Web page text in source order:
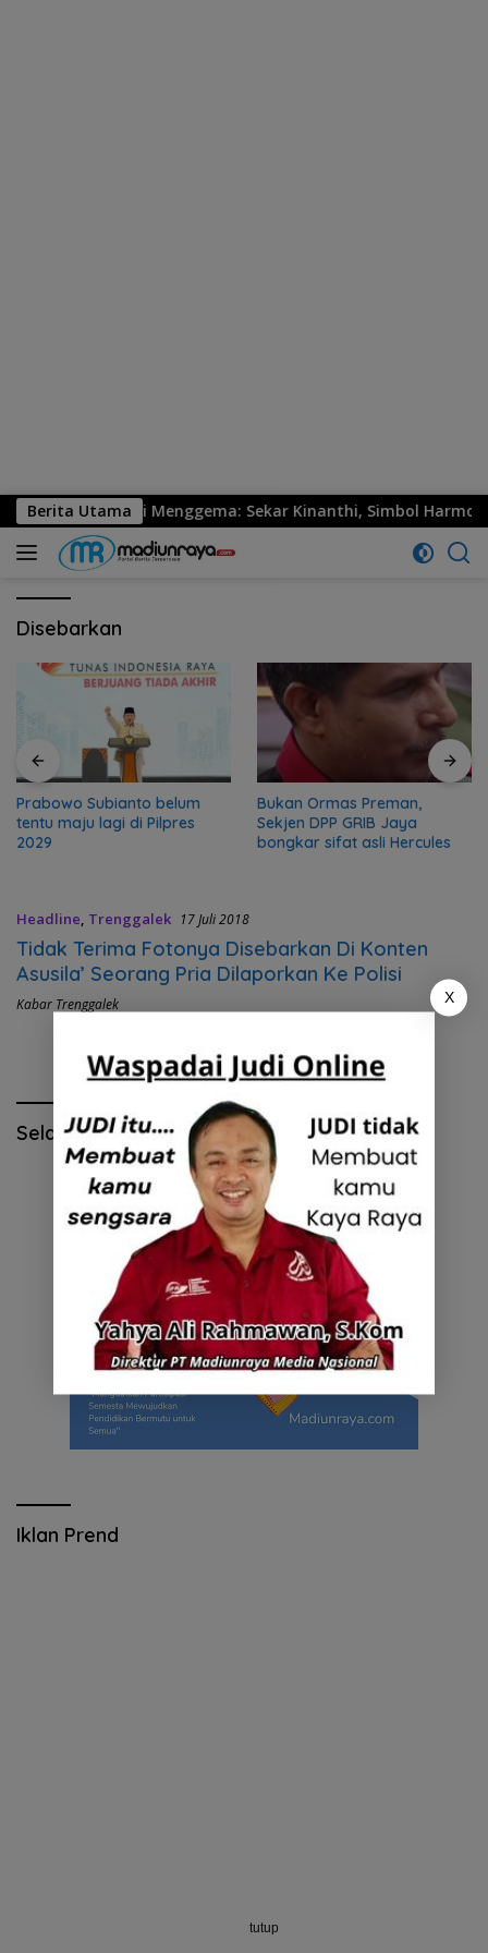
Berita UtamaResmi Menggema: Sekar Kinanthi, Simbol Harmoni
Disebarkan
Prabowo Subianto belum
tentu maju lagi di Pilpres
2029
Bukan Ormas Preman,
Sekjen DPP GRIB Jaya
bongkar sifat asli Hercules
Headline, Trenggalek 17 Juli 2018
Tidak Terima Fotonya Disebarkan Di Konten
Asusila’ Seorang Pria Dilaporkan Ke Polisi
Kabar Trenggalek
Selamat Hari Pendidikan Nasional
Iklan Prend
tutup
X